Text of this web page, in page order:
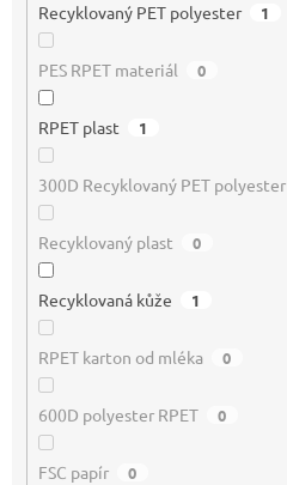
Recyklovaný PET polyester 1
PES RPET materiál 0
RPET plast 1
300D Recyklovaný PET polyester
Recyklovaný plast 0
Recyklovaná kůže 1
RPET karton od mléka 0
600D polyester RPET 0
FSC papír 0